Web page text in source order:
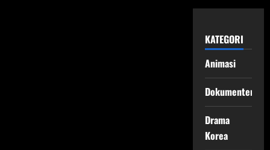
KATEGORI
Animasi
Dokumenter
Drama
Korea